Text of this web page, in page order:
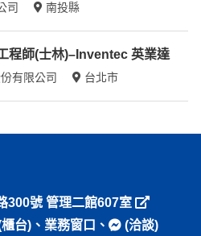
司 南投縣
程師(士林)–Inventec 英業達
有限公司 台北市
300號 管理二館607室
台)、 業務窗口 、
(洽談)